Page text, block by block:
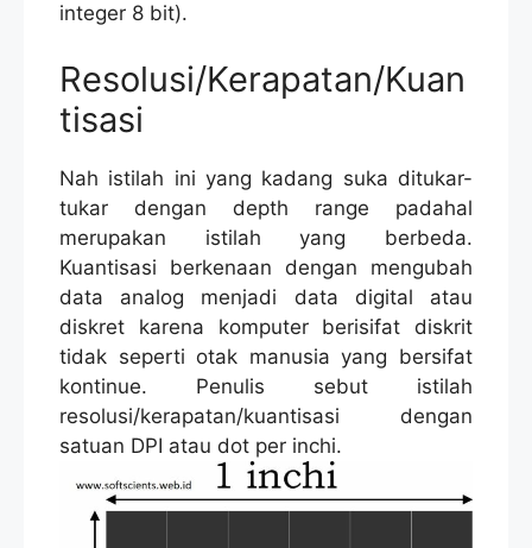
integer 8 bit).
Resolusi/Kerapatan/Kuan
tisasi
Nah istilah ini yang kadang suka ditukar-
tukar dengan depth range padahal
merupakan istilah yang berbeda.
Kuantisasi berkenaan dengan mengubah
data analog menjadi data digital atau
diskret karena komputer berisifat diskrit
tidak seperti otak manusia yang bersifat
kontinue. Penulis sebut istilah
resolusi/kerapatan/kuantisasi dengan
satuan DPI atau dot per inchi.